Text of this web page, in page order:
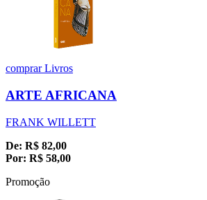
comprarLivros
ARTE AFRICANA
FRANK WILLETT
De: R$ 82,00
Por: R$ 58,00
Promoção